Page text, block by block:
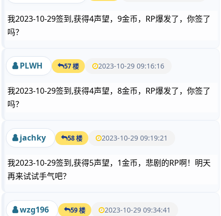
我2023-10-29签到,获得4声望，9金币，RP爆发了，你签了
吗？
PLWH 57 楼 2023-10-29 09:16:16
我2023-10-29签到,获得4声望，8金币，RP爆发了，你签了
吗？
jachky 58 楼 2023-10-29 09:19:21
我2023-10-29签到,获得5声望，1金币，悲剧的RP啊！明天
再来试试手气吧？
wzg196 59 楼 2023-10-29 09:34:41